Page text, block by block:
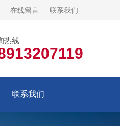
在线留言 联系我们
热线
联系我们